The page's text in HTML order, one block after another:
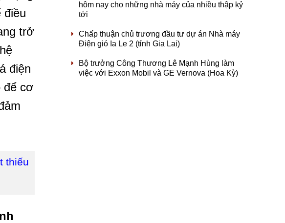
điều
trở
điện
để cơ
thiếu
hôm nay cho những nhà máy của nhiều thập kỷ
tới
Chấp thuận chủ trương đầu tư dự án Nhà máy
Điện gió Ia Le 2 (tỉnh Gia Lai)
Bộ trưởng Công Thương Lê Mạnh Hùng làm
việc với Exxon Mobil và GE Vernova (Hoa Kỳ)